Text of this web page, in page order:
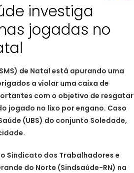
investiga
jogadas no
de Natal está apurando uma
a violar uma caixa de
com o objetivo de resgatar
jogado no lixo por engano. Caso
(UBS) do conjunto Soledade,
Sindicato dos Trabalhadores e
do Norte (Sindsaúde-RN) na